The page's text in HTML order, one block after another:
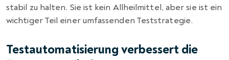
stabil zu halten. Sie ist kein Allheilmittel, aber sie ist ein
wichtiger Teil einer umfassenden Teststrategie.
Testautomatisierung verbessert die